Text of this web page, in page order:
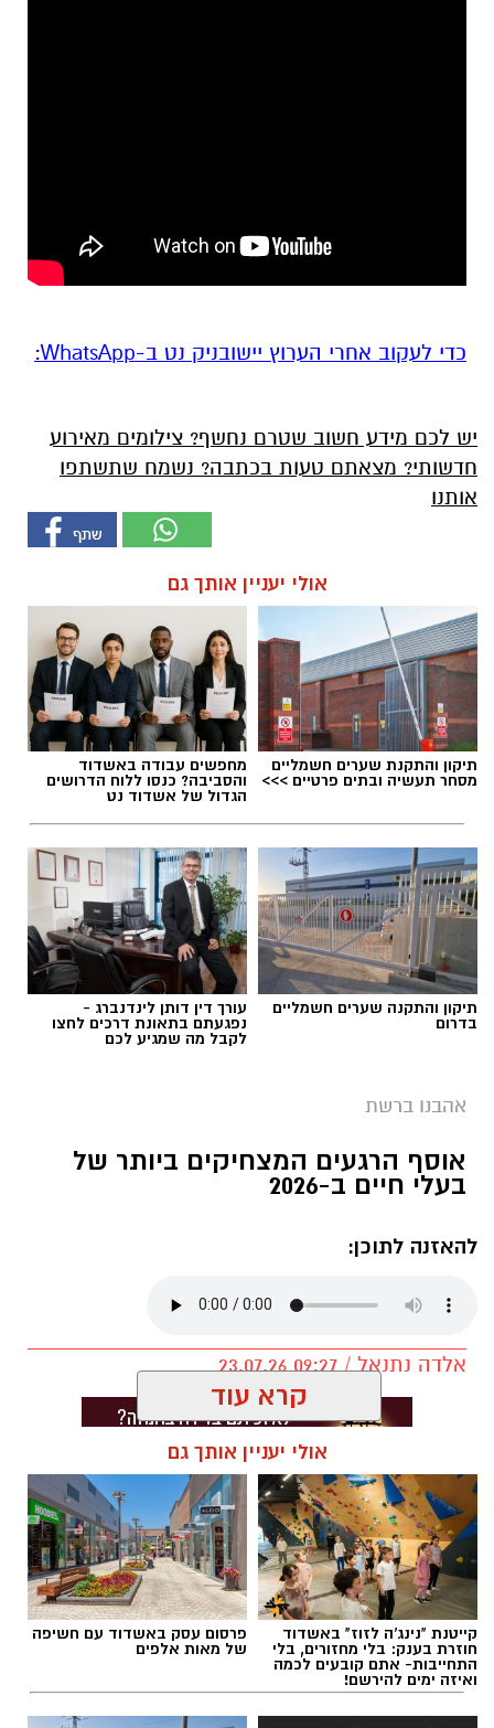
‏כדי לעקוב אחרי הערוץ יישובניק נט ב-WhatsApp:‏‏‏
יש לכם מידע חשוב שטרם נחשף? צילומים מאירוע
חדשותי? מצאתם טעות בכתבה? נשמח שתשתפו
אותנו
אולי יעניין אותך גם
תיקון והתקנת שערים חשמליים
מסחר תעשיה ובתים פרטיים >>>
מחפשים עבודה באשדוד
והסביבה? כנסו ללוח הדרושים
הגדול של אשדוד נט
תיקון והתקנה שערים חשמליים
בדרום
עורך דין דותן לינדנברג -
נפגעתם בתאונת דרכים לחצו
לקבל מה שמגיע לכם
אהבנו ברשת
אוסף הרגעים המצחיקים ביותר של
בעלי חיים ב-2026
להאזנה לתוכן:
אלדה נתנאל / 09:27 23.07.26
תגים:בעלי חיים
קרא עוד
אולי יעניין אותך גם
קייטנת "נינג'ה לזוז" באשדוד
חוזרת בענק: בלי מחזורים, בלי
התחייבות- אתם קובעים לכמה
ואיזה ימים להירשם!
פרסום עסק באשדוד עם חשיפה
של מאות אלפים